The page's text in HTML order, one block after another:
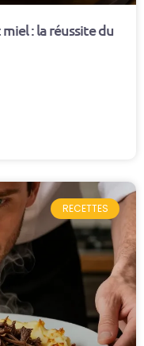
: la réussite du
RECETTES